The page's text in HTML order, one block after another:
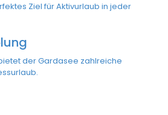
Ziel für Aktivurlaub in jeder
der Gardasee zahlreiche